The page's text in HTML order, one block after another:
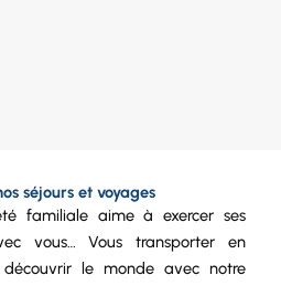
séjours et voyages
familiale aime à exercer ses
vous… Vous transporter en
le monde avec notre